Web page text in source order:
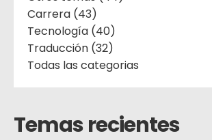
Carrera (43)
Tecnología (40)
Traducción (32)
Todas las categorias
Temas recientes